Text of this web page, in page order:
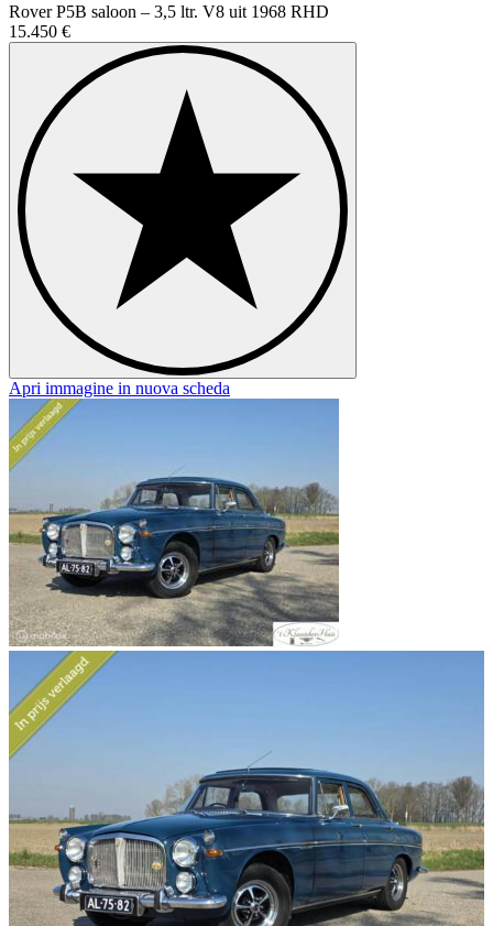
Rover P5B saloon – 3,5 ltr. V8 uit 1968 RHD
15.450 €
Apri immagine in nuova scheda